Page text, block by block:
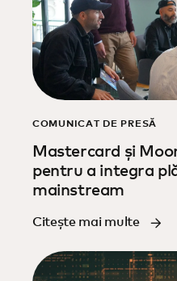
COMUNICAT DE PRESĂ
Mastercard și
pentru a integra
mainstream
Citește mai multe